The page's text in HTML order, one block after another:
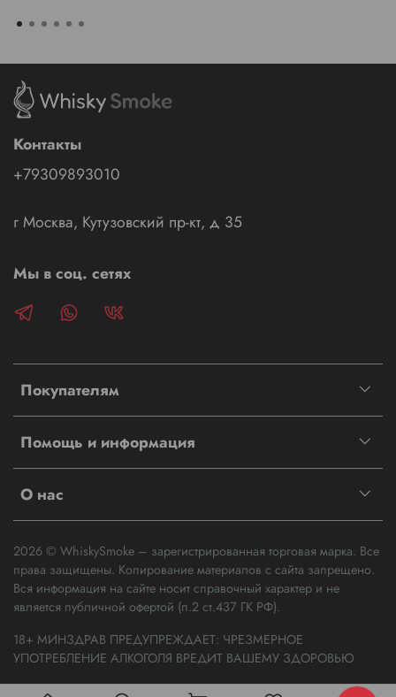
Покупателям
Помощь и информация
О нас
Контакты
+79309893010
г Москва, Кутузовский пр-кт, д 35
Мы в соц. сетях
2026 © WhiskySmoke – зарегистрированная торговая марка. Все
права защищены. Копирование материалов с сайта запрещено.
Вся информация на сайте носит справочный характер и не
является публичной офертой (п.2 ст.437 ГК РФ).
18+ МИНЗДРАВ ПРЕДУПРЕЖДАЕТ: ЧРЕЗМЕРНОЕ
УПОТРЕБЛЕНИЕ АЛКОГОЛЯ ВРЕДИТ ВАШЕМУ ЗДОРОВЬЮ